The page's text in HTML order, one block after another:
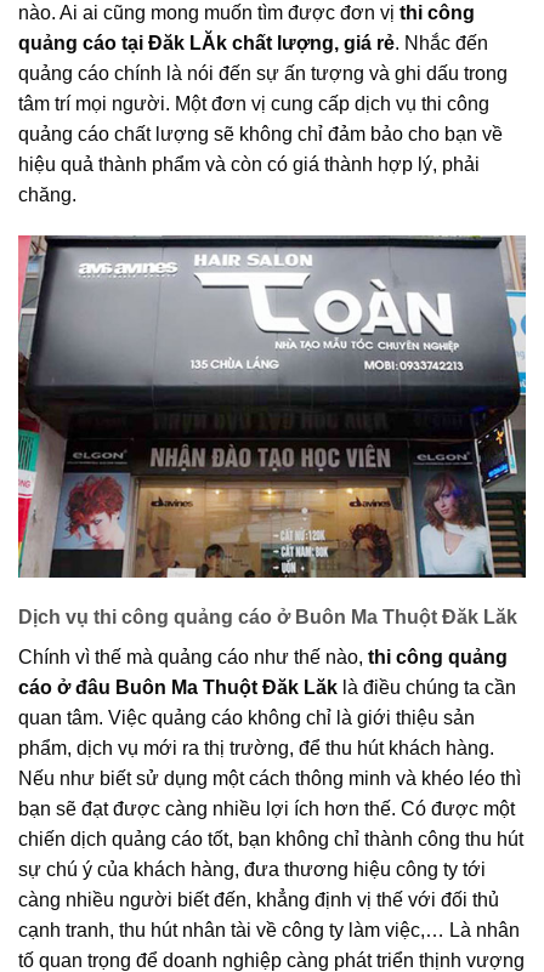
nào. Ai ai cũng mong muốn tìm được đơn vị thi công
quảng cáo tại Đăk LĂk chất lượng, giá rẻ. Nhắc đến
quảng cáo chính là nói đến sự ấn tượng và ghi dấu trong
tâm trí mọi người. Một đơn vị cung cấp dịch vụ thi công
quảng cáo chất lượng sẽ không chỉ đảm bảo cho bạn về
hiệu quả thành phẩm và còn có giá thành hợp lý, phải
chăng.
Dịch vụ thi công quảng cáo ở Buôn Ma Thuột Đăk Lăk
Chính vì thế mà quảng cáo như thế nào, thi công quảng
cáo ở đâu Buôn Ma Thuột Đăk Lăk là điều chúng ta cần
quan tâm. Việc quảng cáo không chỉ là giới thiệu sản
phẩm, dịch vụ mới ra thị trường, để thu hút khách hàng.
Nếu như biết sử dụng một cách thông minh và khéo léo thì
bạn sẽ đạt được càng nhiều lợi ích hơn thế. Có được một
chiến dịch quảng cáo tốt, bạn không chỉ thành công thu hút
sự chú ý của khách hàng, đưa thương hiệu công ty tới
càng nhiều người biết đến, khẳng định vị thế với đối thủ
cạnh tranh, thu hút nhân tài về công ty làm việc,… Là nhân
tố quan trọng để doanh nghiệp càng phát triển thịnh vượng